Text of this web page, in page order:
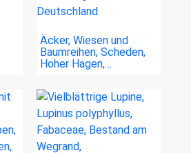
Äcker, Wiesen und
Baumreihen, Scheden,
Hoher Hagen,…